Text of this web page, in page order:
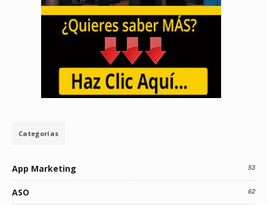
Categorías
App Marketing 53
ASO 62